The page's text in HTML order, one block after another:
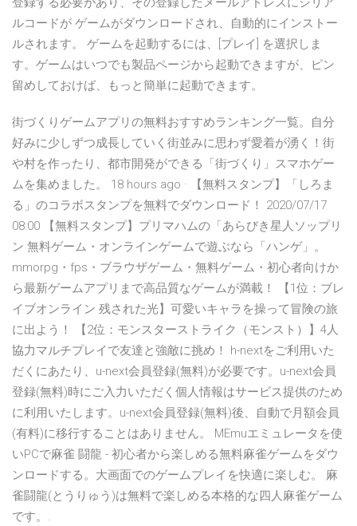
ルコードが ゲームがダウンロードされ、自動的にインストー
ルされます。 ゲームを起動するには、[プレイ] を選択しま
す。ゲームはいつでも製品ページから起動できますが、ピン
留めしておけば、もっと簡単に起動できます。
街づくりゲームアプリの無料おすすめランキング一覧。自分
好みに少しずつ成長していく街並みに思わず愛着が湧く！街
や村を作ったり、都市開発ができる「街づくり」スマホゲー
ムを集めました。 18 hours ago · 【無料スタンプ】「しろま
る」のコラボスタンプを無料でダウンロード！ 2020/07/17
08:00 【無料スタンプ】プリマハムの「あらびき星人ソップリ
ン 無料ゲーム・オンラインゲームで遊ぶなら「ハンゲ」。
mmorpg・fps・ブラウザゲーム・無料ゲーム・初心者向けか
ら最新ゲームアプリまで高品質なゲームが満載！ 【1位：ブレ
イブオンライン 残された光】可愛いキャラを操って冒険の旅
に出よう！ 【2位：モンスターストライク（モンスト）】4人
協力マルチプレイで友達と強敵に挑め！ h-nextをご利用いた
だくにあたり、u-next会員登録(無料)が必要です。u-next会員
登録(無料)時にご入力いただく個人情報はサービス提供のため
に利用いたします。u-next会員登録(無料)後、自動で月額会員
(有料)に移行することはありません。 MEmuエミュレータを使
いPCで麻雀 闘龍 - 初心者から楽しめる無料麻雀ゲームをダウ
ンロードする。大画面でのゲームプレイを快適に楽しむ。 麻
雀闘龍(とうりゅう)は無料で楽しめる本格的な四人麻雀ゲーム
です。.